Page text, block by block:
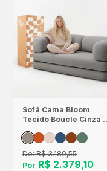
Sofá Cama Bloom
Tecido Boucle Cinza -
Sofá na Caixa
De:R$ 3.180,55
Por R$ 2.379,10